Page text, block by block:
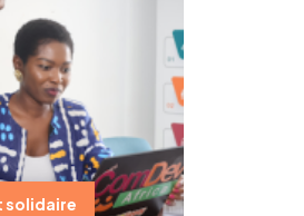
solidaire